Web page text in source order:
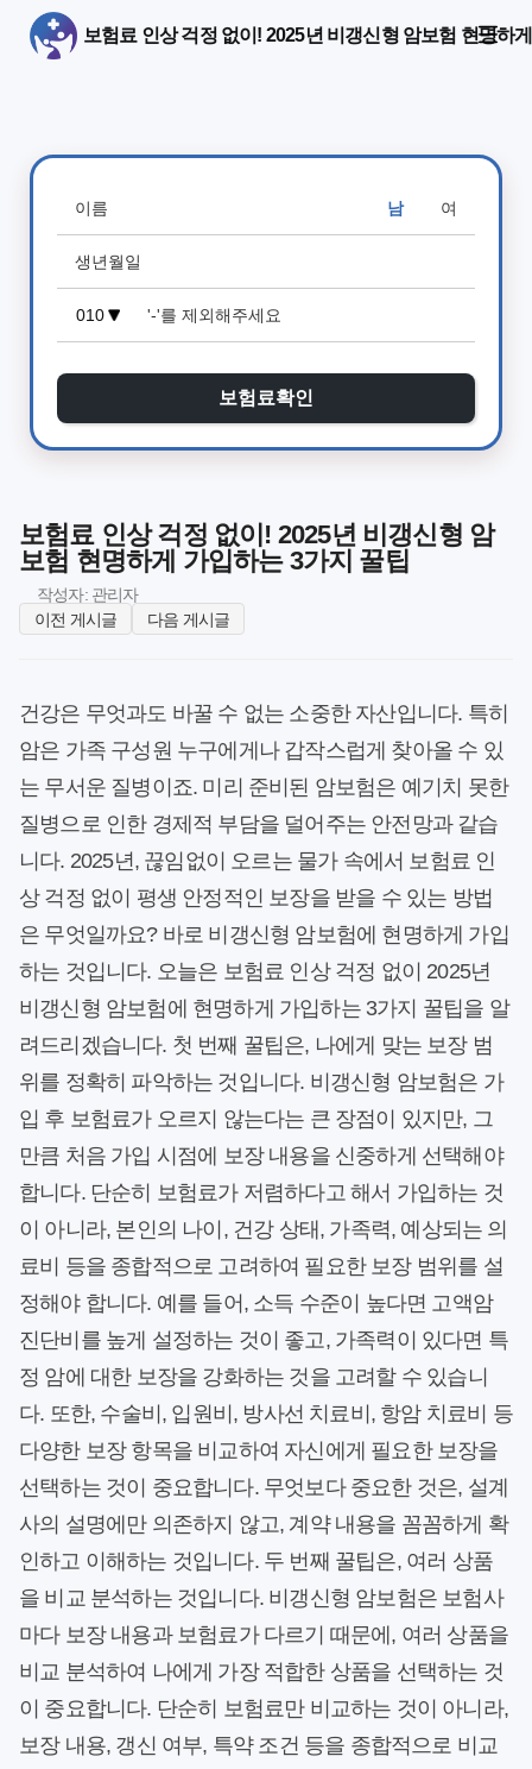
보험료 인상 걱정 없이! 2025년 비갱신형 암보험 현명하
남 여
보험료확인
보험료 인상 걱정 없이! 2025년 비갱신형 암
보험 현명하게 가입하는 3가지 꿀팁
작성자: 관리자
이전 게시글
다음 게시글
건강은 무엇과도 바꿀 수 없는 소중한 자산입니다. 특히
암은 가족 구성원 누구에게나 갑작스럽게 찾아올 수 있
는 무서운 질병이죠. 미리 준비된 암보험은 예기치 못한
질병으로 인한 경제적 부담을 덜어주는 안전망과 같습
니다. 2025년, 끊임없이 오르는 물가 속에서 보험료 인
상 걱정 없이 평생 안정적인 보장을 받을 수 있는 방법
은 무엇일까요? 바로 비갱신형 암보험에 현명하게 가입
하는 것입니다. 오늘은 보험료 인상 걱정 없이 2025년
비갱신형 암보험에 현명하게 가입하는 3가지 꿀팁을 알
려드리겠습니다. 첫 번째 꿀팁은, 나에게 맞는 보장 범
위를 정확히 파악하는 것입니다. 비갱신형 암보험은 가
입 후 보험료가 오르지 않는다는 큰 장점이 있지만, 그
만큼 처음 가입 시점에 보장 내용을 신중하게 선택해야
합니다. 단순히 보험료가 저렴하다고 해서 가입하는 것
이 아니라, 본인의 나이, 건강 상태, 가족력, 예상되는 의
료비 등을 종합적으로 고려하여 필요한 보장 범위를 설
정해야 합니다. 예를 들어, 소득 수준이 높다면 고액암
진단비를 높게 설정하는 것이 좋고, 가족력이 있다면 특
정 암에 대한 보장을 강화하는 것을 고려할 수 있습니
다. 또한, 수술비, 입원비, 방사선 치료비, 항암 치료비 등
다양한 보장 항목을 비교하여 자신에게 필요한 보장을
선택하는 것이 중요합니다. 무엇보다 중요한 것은, 설계
사의 설명에만 의존하지 않고, 계약 내용을 꼼꼼하게 확
인하고 이해하는 것입니다. 두 번째 꿀팁은, 여러 상품
을 비교 분석하는 것입니다. 비갱신형 암보험은 보험사
마다 보장 내용과 보험료가 다르기 때문에, 여러 상품을
비교 분석하여 나에게 가장 적합한 상품을 선택하는 것
이 중요합니다. 단순히 보험료만 비교하는 것이 아니라,
보장 내용, 갱신 여부, 특약 조건 등을 종합적으로 비교